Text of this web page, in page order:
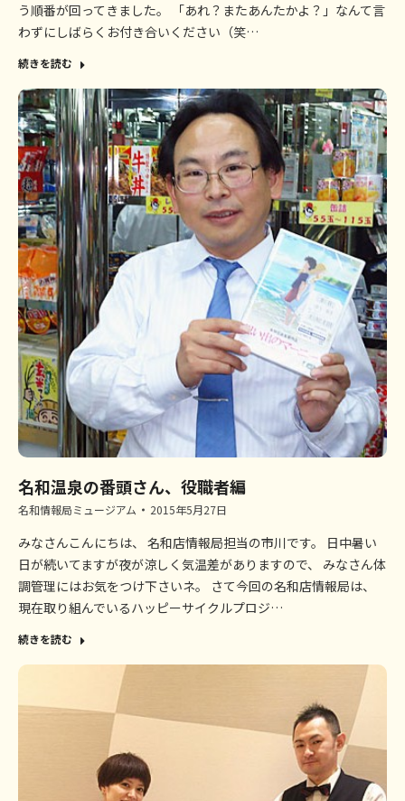
う順番が回ってきました。 「あれ？またあんたかよ？」なんて言
わずにしばらくお付き合いください（笑…
続きを読む
名和温泉の番頭さん、役職者編
名和情報局ミュージアム 2015年5月27日
みなさんこんにちは、 名和店情報局担当の市川です。 日中暑い
日が続いてますが夜が涼しく気温差がありますので、 みなさん体
調管理にはお気をつけ下さいネ。 さて今回の名和店情報局は、
現在取り組んでいるハッピーサイクルプロジ…
続きを読む